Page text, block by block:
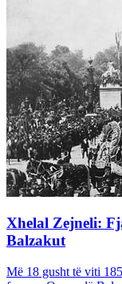
Xhelal Zejneli:
Balzakut
Më 18 gusht të viti